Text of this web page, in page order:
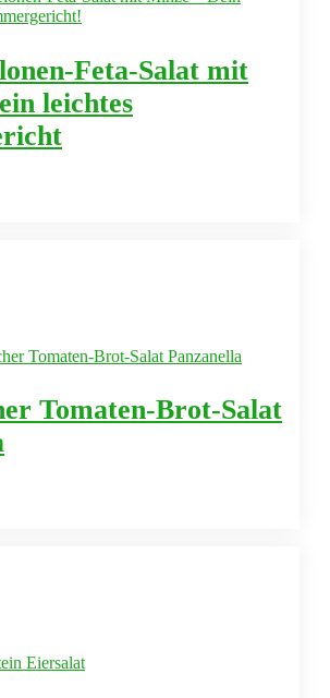
Feta-Salat mit
leichtes
Tomaten-Brot-Salat